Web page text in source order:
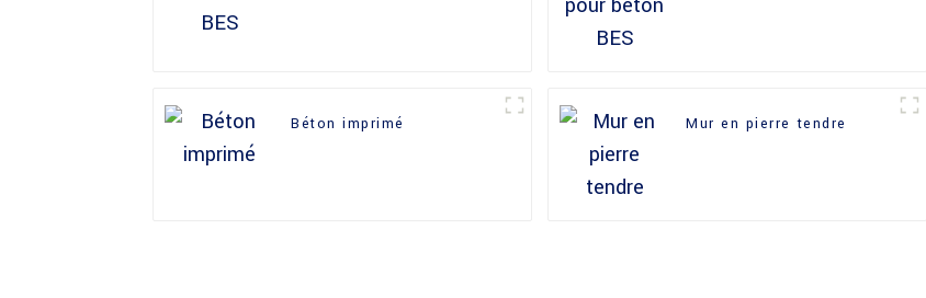
Béton imprimé Mur en pierre tendre